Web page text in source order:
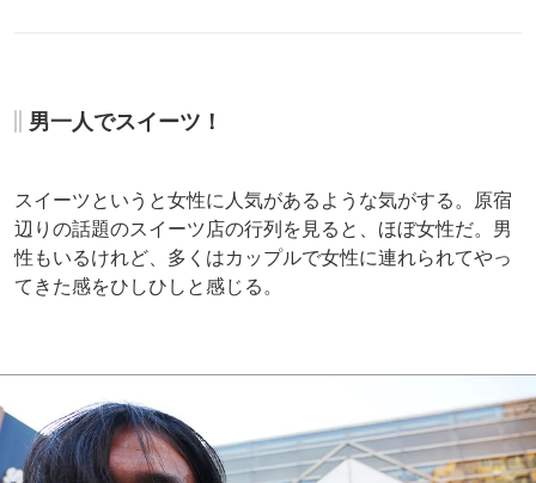
男一人でスイーツ！
スイーツというと女性に人気があるような気がする。原宿
辺りの話題のスイーツ店の行列を見ると、ほぼ女性だ。男
性もいるけれど、多くはカップルで女性に連れられてやっ
てきた感をひしひしと感じる。